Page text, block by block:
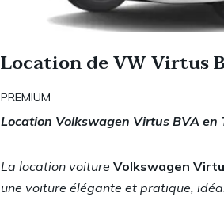
Location de VW Virtus
PREMIUM
Location Volkswagen Virtus BVA en
La location voiture Volkswagen
une voiture élégante et pratique,